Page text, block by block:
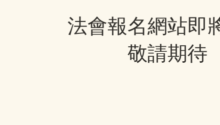
法會報名網站即
敬請期待